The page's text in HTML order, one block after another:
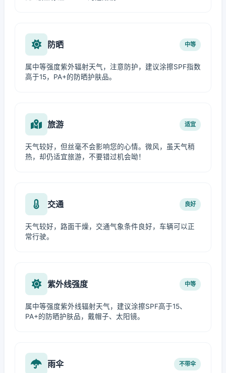
防晒 中等
属中等强度紫外辐射天气，注意防护，建议涂擦SPF指数
高于15，PA+的防晒护肤品。
旅游 适宜
天气较好，但丝毫不会影响您的心情。微风，虽天气稍
热，却仍适宜旅游，不要错过机会呦！
交通 良好
天气较好，路面干燥，交通气象条件良好，车辆可以正
常行驶。
紫外线强度 中等
属中等强度紫外线辐射天气，建议涂擦SPF高于15、
PA+的防晒护肤品，戴帽子、太阳镜。
雨伞 不带伞